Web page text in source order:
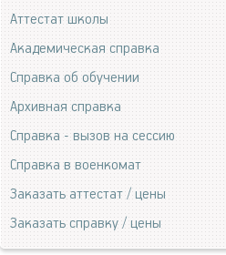
Аттестат школы
Академическая справка
Справка об обучении
Архивная справка
Справка - вызов на сессию
Справка в военкомат
Заказать аттестат / цены
Заказать справку / цены